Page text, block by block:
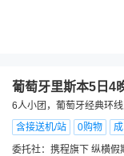
葡萄牙里斯本5日4
6人小团，葡萄牙经典环
含接送机/站
0购物
委托社： 携程旗下 纵横假